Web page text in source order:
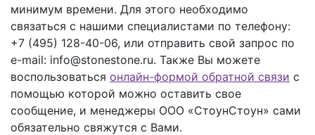
минимум времени. Для этого необходимо
связаться с нашими специалистами по телефону:
+7 (495) 128-40-06, или отправить свой запрос по
e-mail: info@stonestone.ru. Также Вы можете
воспользоваться онлайн-формой обратной связи с
помощью которой можно оставить свое
сообщение, и менеджеры ООО «СтоунСтоун» сами
обязательно свяжутся с Вами.